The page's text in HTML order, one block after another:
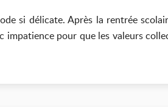
si délicate. Après la rentrée
pour que les valeurs